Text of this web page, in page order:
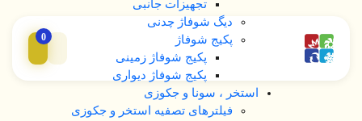
تجهیزات جانبی
دیگ شوفاژ چدنی
پکیج شوفاژ
پکیج شوفاژ زمینی
پکیج شوفاژ دیواری
استخر ، سونا و جکوزی
فیلترهای تصفیه استخر و جکوزی
0